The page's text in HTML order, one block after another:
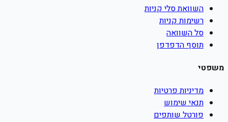
השוואת סלי קניות
רשימות קניות
סל השוואה
תוסף הדפדפן
משפטי
מדיניות פרטיות
תנאי שימוש
פורטל שותפים